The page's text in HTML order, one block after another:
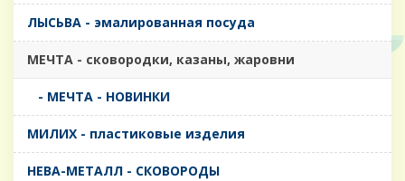
ЛЫСЬВА - эмалированная посуда
МЕЧТА - сковородки, казаны, жаровни
- МЕЧТА - НОВИНКИ
МИЛИХ - пластиковые изделия
НЕВА-МЕТАЛЛ - СКОВОРОДЫ